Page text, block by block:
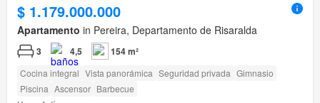
$ 1.179.000.000
Apartamento in Pereira, Departamento de Risaralda
3 4,5 154 m²
Cocina integral Vista panorámica Seguridad privada Gimnasio
Piscina Ascensor Barbecue